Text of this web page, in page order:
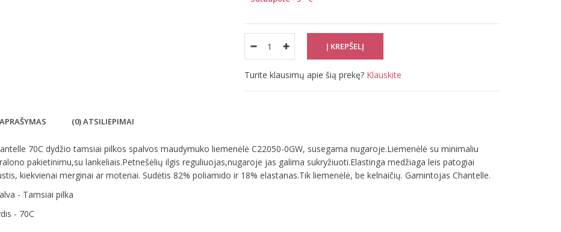
Turite klausimų apie šią prekę? Klauskite
APRAŠYMAS (0) ATSILIEPIMAI
70C dydžio tamsiai pilkos spalvos maudymuko liemenėlė C22050-0GW, susegama nugaroje.Liemenėlė su minimaliu
pakietinimu,su lankeliais.Petnešėlių ilgis reguliuojas,nugaroje jas galima sukryžiuoti.Elastinga medžiaga leis patogiai
kiekvienai merginai ar moteriai. Sudėtis 82% poliamido ir 18% elastanas.Tik liemenėlė, be kelnaičių. Gamintojas Chantelle.
- Tamsiai pilka
- 70C